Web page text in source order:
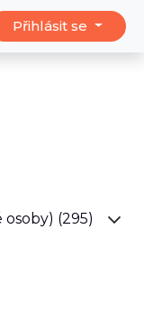
Přihlásit se
(295)